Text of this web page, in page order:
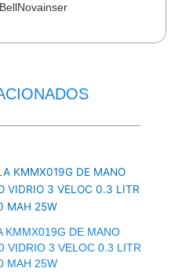
KMMX019G DE MANO
VIDRIO 3 VELOC 0.3 LITR
MAH 25W
original
era:
$39.5.
actual
es:
$30.5.